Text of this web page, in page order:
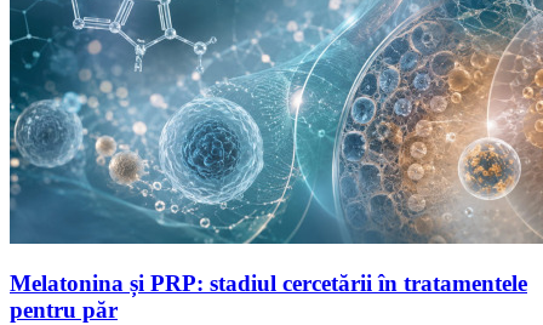
Melatonina și PRP: stadiul cercetării în tratamentele
pentru păr